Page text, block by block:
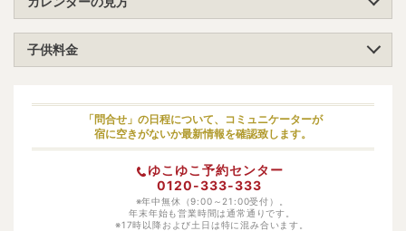
子供料金
小学生（低学年） 大人料金の70%
幼児（寝具・食事あり） 大人料金の50%
3300円
2530円
「問合せ」の日程について、コミュニケーターが
宿に空きがないか最新情報を確認致します。
ゆこゆこ予約センター
0120-333-333
※年中無休（9:00～21:00受付）。
年末年始も営業時間は通常通りです。
※17時以降および土日は特に混み合います。